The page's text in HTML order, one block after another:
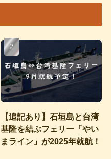
【追記あり】石垣島と台湾
基隆を結ぶフェリー「やい
まライン」が2025年就航！